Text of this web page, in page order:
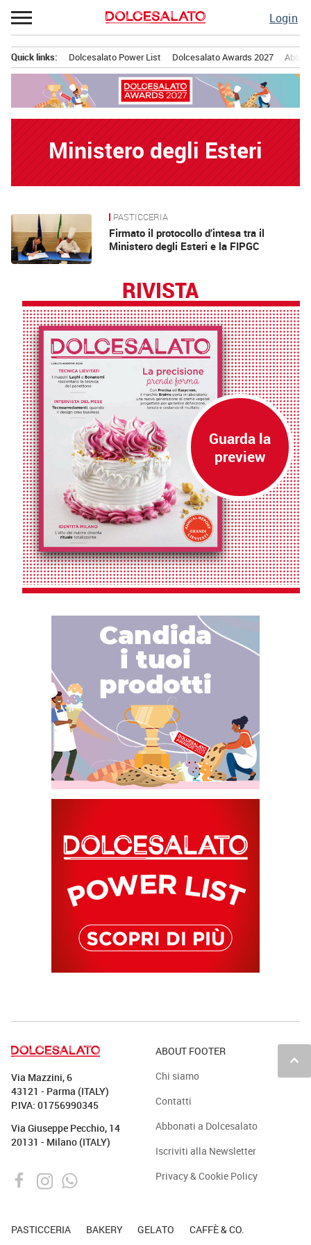
Passa
al
Login
principale
Quick links: Dolcesalato Power List Dolcesalato Awards 2027
Ministero degli Esteri
News PASTICCERIA
Firmato il protocollo d’intesa tra il
Ministero degli Esteri e la FIPGC
RIVISTA
keyboard_arrow_up
Via Mazzini, 6
43121 - Parma (ITALY)
P.IVA: 01756990345
Via Giuseppe Pecchio, 14
20131 - Milano (ITALY)
ABOUT FOOTER
Chi siamo
Contatti
Abbonati a Dolcesalato
Iscriviti alla Newsletter
Privacy & Cookie Policy
PASTICCERIA BAKERY GELATO CAFFÈ & CO.